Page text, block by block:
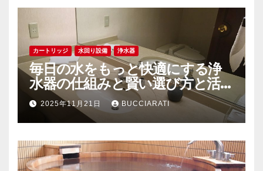
カートリッジ 水回り設備 浄水器
毎日の水をもっと快適にする浄
水器の仕組みと賢い選び方と活用
法2025年11月21日 BUCCIARATI